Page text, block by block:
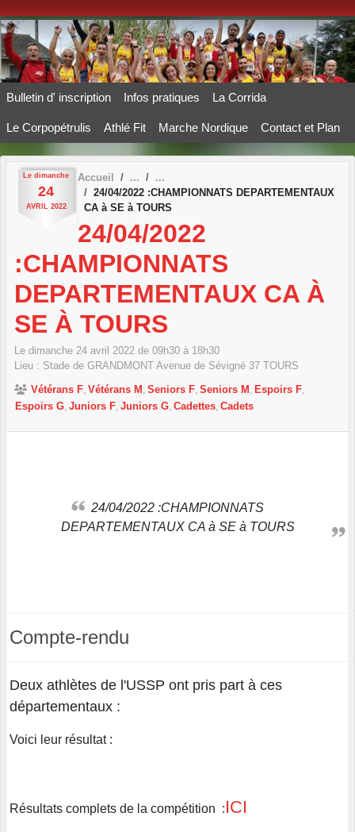
Bulletin d' inscription Infos pratiques La Corrida
Le Corpopétrulis Athlé Fit Marche Nordique Contact et Plan
Le dimanche
24
AVRIL 2022
Accueil
24/04/2022 :CHAMPIONNATS DEPARTEMENTAUX
CA à SE à TOURS
24/04/2022
:CHAMPIONNATS
DEPARTEMENTAUX CA À
SE À TOURS
Le dimanche 24 avril 2022 de 09h30 à 18h30
Lieu : Stade de GRANDMONT Avenue de Sévigné 37 TOURS
Vétérans F Vétérans M Seniors F Seniors M
Espoirs F
Espoirs G Juniors F Juniors G Cadettes Cadets
24/04/2022 :CHAMPIONNATS
DEPARTEMENTAUX CA à SE à TOURS
Compte-rendu
Deux athlètes de l'USSP ont pris part à ces
départementaux :
Voici leur résultat :
Résultats complets de la compétition :ICI